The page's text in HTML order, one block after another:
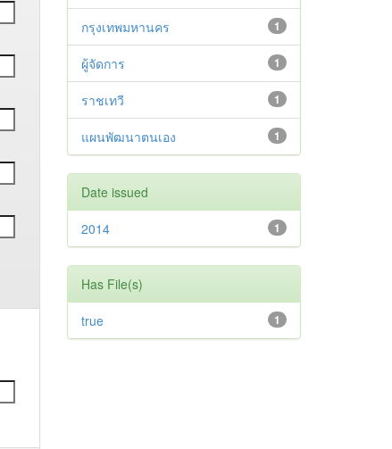
1
กรุงเทพมหานคร
1
ผู้จัดการ
1
ราชเทวี
1
แผนพัฒนาตนเอง
Date issued
1
2014
Has File(s)
1
true